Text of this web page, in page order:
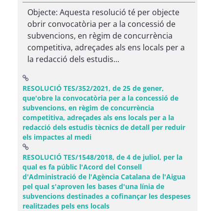
Objecte: Aquesta resolució té per objecte
obrir convocatòria per a la concessió de
subvencions, en règim de concurrència
competitiva, adreçades als ens locals per a
la redacció dels estudis...
RESOLUCIÓ TES/352/2021, de 25 de gener,
que'obre la convocatòria per a la concessió de
subvencions, en règim de concurrència
competitiva, adreçades als ens locals per a la
redacció dels estudis tècnics de detall per reduir
els impactes al medi(Obre una finestra nova)
RESOLUCIÓ TES/1548/2018, de 4 de juliol, per la
qual es fa públic l'Acord del Consell
d'Administració de l'Agència Catalana de l'Aigua
pel qual s'aproven les bases d'una línia de
subvencions destinades a cofinançar les despeses
realitzades pels ens locals(Obre una finestra nova)